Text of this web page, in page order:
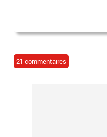
21 commentaires